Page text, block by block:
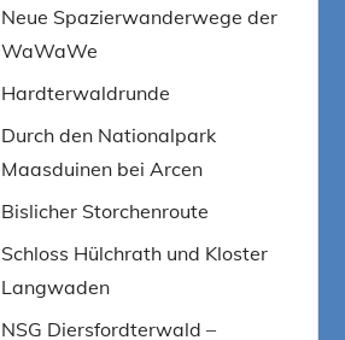
Neue Spazierwanderwege der
WaWaWe
Hardterwaldrunde
Durch den Nationalpark
Maasduinen bei Arcen
Bislicher Storchenroute
Schloss Hülchrath und Kloster
Langwaden
NSG Diersfordterwald –